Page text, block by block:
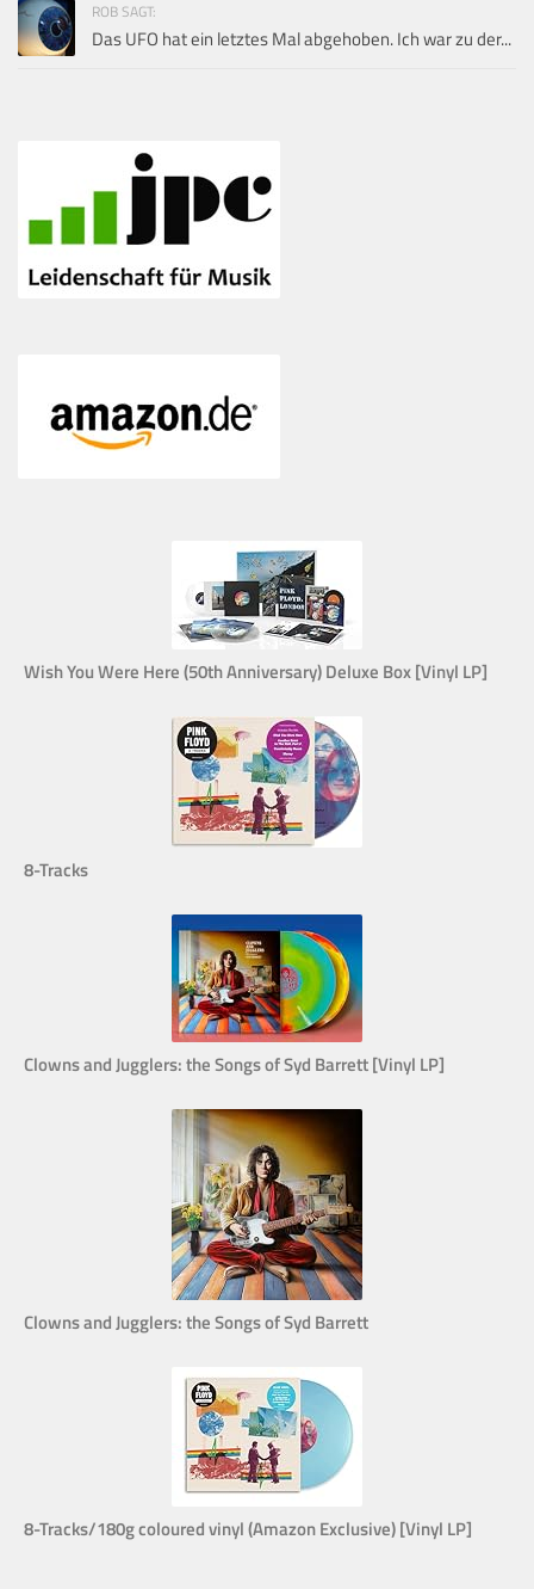
ROB SAGT:
Das UFO hat ein letztes Mal abgehoben. Ich war zu der...
Wish You Were Here (50th Anniversary) Deluxe Box [Vinyl LP]
8-Tracks
Clowns and Jugglers: the Songs of Syd Barrett [Vinyl LP]
Clowns and Jugglers: the Songs of Syd Barrett
8-Tracks/180g coloured vinyl (Amazon Exclusive) [Vinyl LP]